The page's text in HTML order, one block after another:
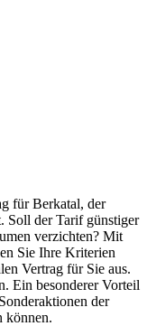
für Berkatal, der
Soll der Tarif günstiger
verzichten? Mit
Sie Ihre Kriterien
Vertrag für Sie aus.
Ein besonderer Vorteil
der
können.